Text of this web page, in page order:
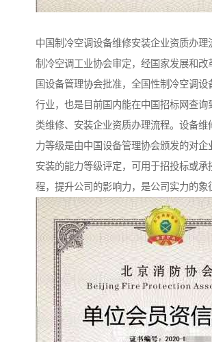
中国制冷空调设备维修安装企业资质办理
制冷空调工业协会审定，经国家发展和改
国设备管理协会批准，全国性制冷空调设
行业，也是目前国内能在中国招标网查询
类维修、安装企业资质办理流程。设备维
力等级是由中国设备管理协会颁发的对企
安装的能力等级评定，可用于招投标或承
程，提升公司的影响力，是公司实力的象